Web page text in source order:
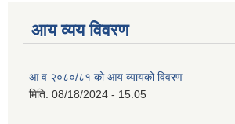
आय व्यय विवरण
आ व २०८०/८१ को आय व्यायको विवरण
मिति: 08/18/2024 - 15:05